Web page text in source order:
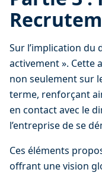
Sur l’implication
activement ». Cette
non seulement sur
terme, renforçant
en contact avec le
l’entreprise de se
Ces éléments
offrant une vision